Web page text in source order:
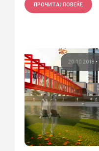
ПРОЧИТАЈ ПОВЕЌЕ
20.10.2018 •